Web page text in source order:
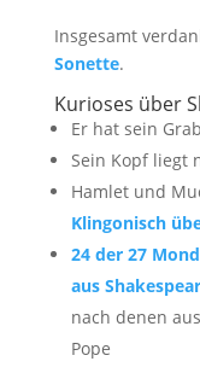
Insgesamt
Sonette.
Kurioses über
Er hat sein
Sein Kopf liegt
Hamlet und
Klingonisch
24 der 27
aus
nach denen
Pope